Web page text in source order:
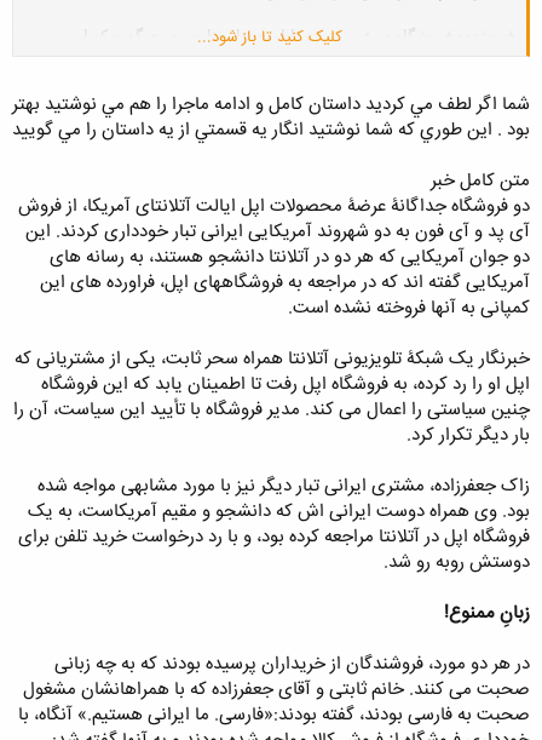
فروشنده فروشگاه در عین بهت و ناباوری خانم ثابت به وی گفت که این
شرکت اپل از فروش محصولات خود به ایرانی ها معذور است.
این رفتار فروشنده این فروشگاه باعث بهت و ناباوری خانم ثابت شد و طوری
که حتی اشک های این دختر جوان در فروشگاه جاری شد.
سحر ثابت در گفتگو با دیلی میل بیان کرده که وی شهروند آمریکاست و پیش
از این هم صاحب محصولات اپل بوده و حالا که برای خريد ipad به فروشگاه
اپل رفته بود تنها به این دلیل که لحظاتی برای مشاوره با عموی خود به
بود.
فروشنده به خانم ثابت گفته بود که که بنا به قوانین جدید و تحریم های صورت
گرفته کمپانی اپل نمی تواند به ایرانی ها خدمات دهی انجام دهد.
کلیک کنید تا باز شود...
شما اگر لطف مي كرديد داستان كامل و ادامه ماجرا را هم مي نوشتيد بهتر
بود . اين طوري كه شما نوشتيد انگار يه قسمتي از يه داستان را مي گوييد
متن كامل خبر
دو فروشگاه جداگانۀ عرضۀ محصولات اپل ایالت آتلانتای آمریکا، از فروش
آی پد و آی فون به دو شهروند آمریکایی ایرانی تبار خودداری کردند. این
دو جوان آمریکایی که هر دو در آتلانتا دانشجو هستند، به رسانه های
آمریکایی گفته اند که در مراجعه به فروشگاههای اپل، فراورده های این
کمپانی به آنها فروخته نشده است.
خبرنگار یک شبکۀ تلویزیونی آتلانتا همراه سحر ثابت، یکی از مشتریانی که
اپل او را رد کرده، به فروشگاه اپل رفت تا اطمینان یابد که این فروشگاه
چنین سیاستی را اعمال می کند. مدیر فروشگاه با تأیید این سیاست، آن را
بار دیگر تکرار کرد.
زاک جعفرزاده، مشتری ایرانی تبار دیگر نیز با مورد مشابهی مواجه شده
بود. وی همراه دوست ایرانی اش که دانشجو و مقیم آمریکاست، به یک
فروشگاه اپل در آتلانتا مراجعه کرده بود، و با رد درخواست خرید تلفن برای
دوستش روبه رو شد.
زبانِ ممنوع!
در هر دو مورد، فروشندگان از خریداران پرسیده بودند که به چه زبانی
صحبت می کنند. خانم ثابتی و آقای جعفرزاده که با همراهانشان مشغول
صحبت به فارسی بودند، گفته بودند:«فارسی. ما ایرانی هستیم.» آنگاه، با